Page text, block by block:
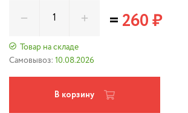
Товар на складе
Самовывоз: 10.08.2026
=260 ₽
В корзину